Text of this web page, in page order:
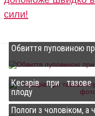
сили!
Обвиття пуповиною
Кесарів при
плоду
Пологи з чоловіком, а